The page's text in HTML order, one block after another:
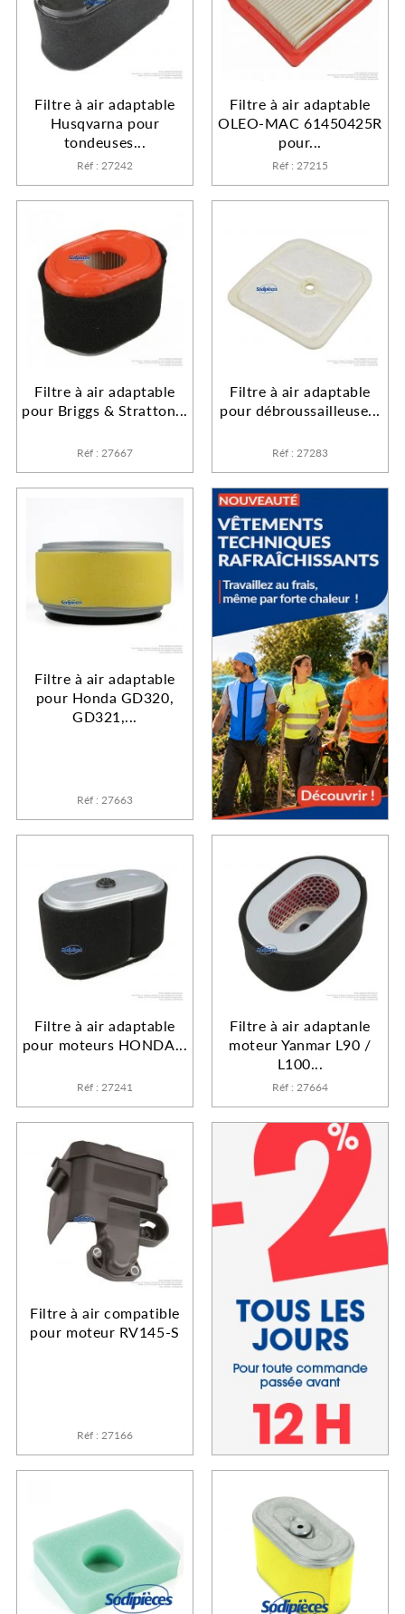
Filtre à air adaptable
Husqvarna pour
tondeuses...
Réf : 27242
Filtre à air adaptable
OLEO-MAC 61450425R
pour...
Réf : 27215
Filtre à air adaptable
pour Briggs & Stratton...
Réf : 27667
Filtre à air adaptable
pour débroussailleuse...
Réf : 27283
Filtre à air adaptable
pour Honda GD320,
GD321,...
Réf : 27663
Filtre à air adaptable
pour moteurs HONDA...
Réf : 27241
Filtre à air adaptanle
moteur Yanmar L90 /
L100...
Réf : 27664
Filtre à air compatible
pour moteur RV145-S
Réf : 27166